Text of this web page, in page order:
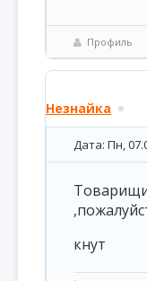
Профиль
Незнайка
Дата: Пн,
кнут